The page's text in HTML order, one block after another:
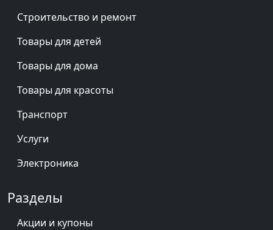
Строительство и ремонт
Товары для детей
Товары для дома
Товары для красоты
Транспорт
Услуги
Электроника
Разделы
Акции и купоны